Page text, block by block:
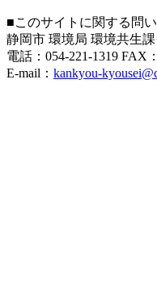
■このサイトに関する問
静岡市 環境局 環境共生課
電話：054-221-1319 FAX
E-mail： kankyou-